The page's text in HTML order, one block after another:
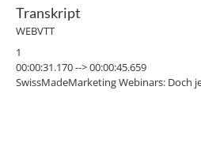
Transkript
WEBVTT
1
00:00:31.170 --> 00:00:45.659
SwissMadeMarketing Webinars: Doch